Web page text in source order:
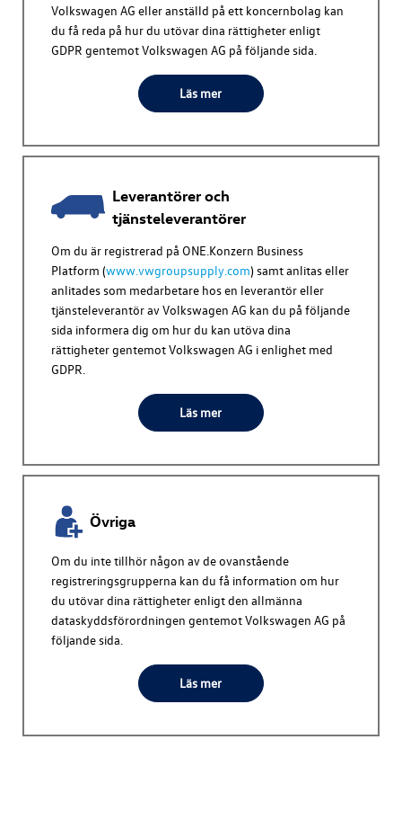
Volkswagen AG eller anställd på ett koncernbolag kan
du få reda på hur du utövar dina rättigheter enligt
GDPR gentemotVolkswagen AG på följande sida.
Läs mer
Leverantörer och
tjänsteleverantörer
Om du är registrerad på ONE.Konzern Business
Platform (www.vwgroupsupply.com) samt anlitas eller
anlitades som medarbetare hos en leverantör eller
tjänsteleverantör avVolkswagen AG kan du på följande
sida informera dig om hur du kan utöva dina
rättigheter gentemotVolkswagen AG i enlighet med
GDPR.
Läs mer
Övriga
Om du inte tillhör någon av de ovanstående
registreringsgrupperna kan du få information om hur
du utövar dina rättigheter enligt den allmänna
dataskyddsförordningen gentemotVolkswagen AG på
följande sida.
Läs mer